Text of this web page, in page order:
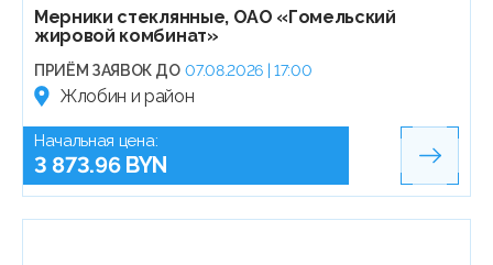
Мерники стеклянные, ОАО «Гомельский
жировой комбинат»
ПРИЁМ ЗАЯВОК ДО 07.08.2026 | 17:00
Жлобин и район
Начальная цена:
3 873.96 BYN